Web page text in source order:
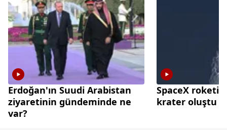
Erdoğan'ın Suudi Arabistan
ziyaretinin gündeminde ne
var?
SpaceX roketi
krater oluştu